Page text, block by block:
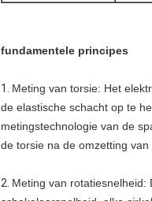
fundamentele principes
1. Meting van torsie: Het
de elastische schacht op te
metingstechnologie van de
de torsie na de omzetting
2. Meting van